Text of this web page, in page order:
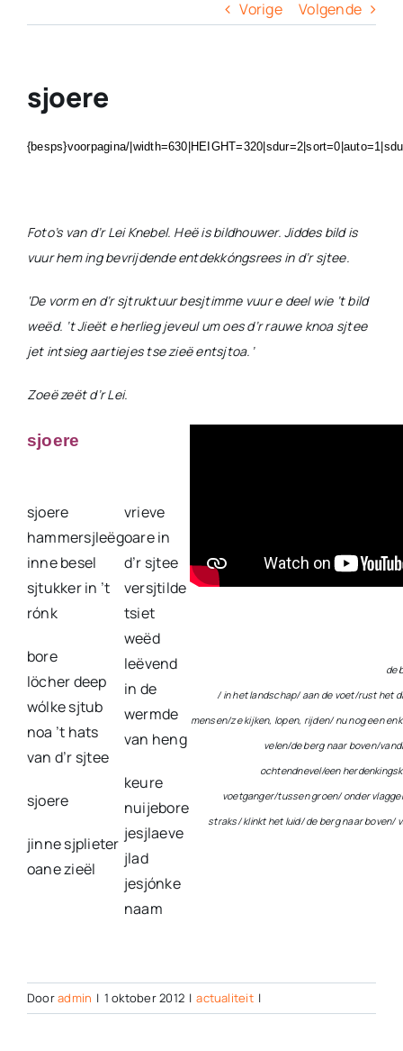
Vorige Volgende
sjoere
{besps}voorpagina/
Foto’s van d’r Lei Knebel. Heë is bildhouwer. Jiddes bild is
vuur hem ing bevrijdende entdekkóngsrees in d’r sjtee.
‘De vorm en d’r sjtruktuur besjtimme vuur e deel wie ’t bild
weëd. ’t Jieët e herlieg jeveul um oes d’r rauwe knoa sjtee
jet intsieg aartiejes tse zieë entsjtoa.’
Zoeë zeët d’r Lei.
sjoere
de
/ in het landschap/ aan de voet/rust het
mensen/ze kijken, lopen, rijden/ nu nog een
velen/de berg naar boven/
ochtendnevel/een
voetganger/tussen groen/ onder
straks/ klinkt het luid/ de berg naar boven/
sjoere
hammersjleëg
inne besel
sjtukker in ’t
rónk
bore
löcher deep
wólke sjtub
noa ’t hats
van d’r sjtee
sjoere
jinne sjplieter
oane zieël
vrieve
oare in
d’r sjtee
versjtilde
tsiet
weëd
leëvend
in de
wermde
van heng
keure
nuijebore
jesjlaeve
jlad
jesjónke
naam
Dooradmin | 1 oktober 2012 | actualiteit |